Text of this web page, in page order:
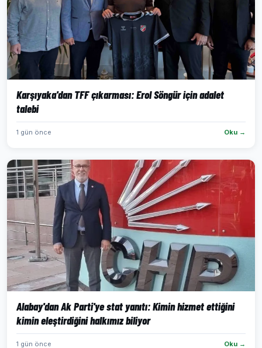
Karşıyaka'dan TFF çıkarması: Erol Söngür için adalet
talebi
1 gün önce Oku →
Alabay'dan Ak Parti'ye stat yanıtı: Kimin hizmet ettiğini
kimin eleştirdiğini halkımız biliyor
1 gün önce Oku →